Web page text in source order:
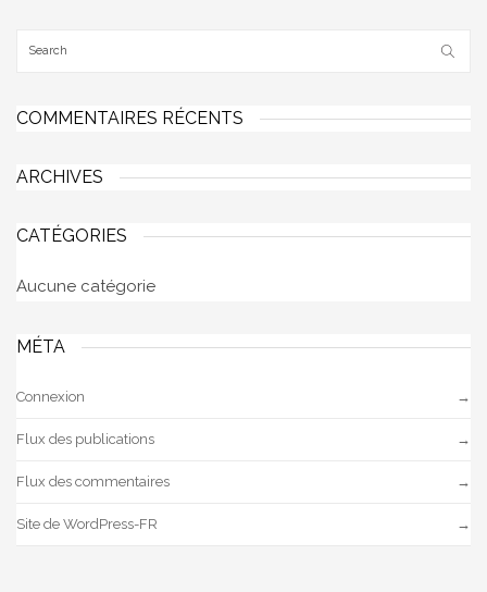
COMMENTAIRES RÉCENTS
ARCHIVES
CATÉGORIES
Aucune catégorie
MÉTA
Connexion
Flux des publications
Flux des commentaires
Site de WordPress-FR